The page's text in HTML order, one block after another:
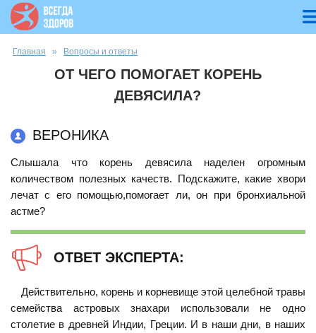
Вы здесь
Главная » Вопросы и ответы
ОТ ЧЕГО ПОМОГАЕТ КОРЕНЬ
ДЕВЯСИЛА?
ВЕРОНИКА
Слышала что корень девясила наделен огромным
количеством полезных качеств. Подскажите, какие хвори
лечат с его помощью,помогает ли, он при бронхиальной
астме?
ОТВЕТ ЭКСПЕРТА:
Действительно, корень и корневище этой целебной травы
семейства астровых знахари использовали не одно
столетие в древней Индии, Греции. И в наши дни, в наших